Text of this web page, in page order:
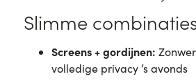
Slimme
Screens + gordijnen:
volledige privacy ’s avonds